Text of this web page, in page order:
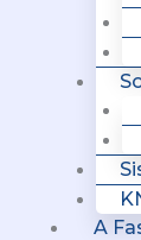
A